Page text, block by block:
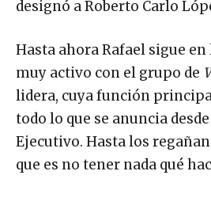
designó a Roberto Carlo
Hasta ahora Rafael sigue en
muy activo con el grupo de
lidera, cuya función
todo lo que se anuncia
Ejecutivo. Hasta los
que es no tener nada qué